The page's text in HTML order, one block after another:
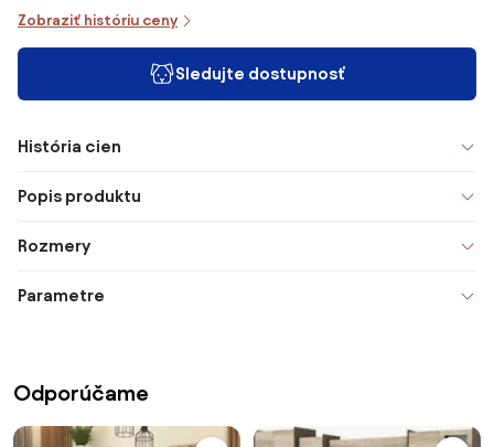
Zobraziť históriu ceny
Sledujte dostupnosť
História cien
Popis produktu
Rozmery
Parametre
Odporúčame